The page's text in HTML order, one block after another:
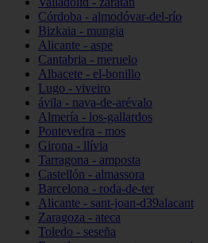
Córdoba - almodóvar-del-río
Bizkaia - mungia
Alicante - aspe
Cantabria - meruelo
Albacete - el-bonillo
Lugo - viveiro
ávila - nava-de-arévalo
Almería - los-gallardos
Pontevedra - mos
Girona - llívia
Tarragona - amposta
Castellón - almassora
Barcelona - roda-de-ter
Alicante - sant-joan-d39alacant
Zaragoza - ateca
Toledo - seseña